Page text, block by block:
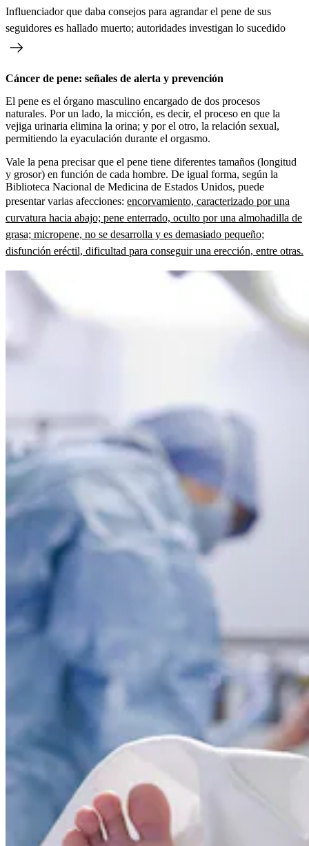
Influenciador que daba consejos para agrandar el pene de sus
seguidores es hallado muerto; autoridades investigan lo sucedido
Cáncer de pene: señales de alerta y prevención
El pene es el órgano masculino encargado de dos procesos
naturales. Por un lado, la micción, es decir, el proceso en que la
vejiga urinaria elimina la orina; y por el otro, la relación sexual,
permitiendo la eyaculación durante el orgasmo.
Vale la pena precisar que el pene tiene diferentes tamaños (longitud
y grosor) en función de cada hombre. De igual forma, según la
Biblioteca Nacional de Medicina de Estados Unidos, puede
presentar varias afecciones: encorvamiento, caracterizado por una
curvatura hacia abajo; pene enterrado, oculto por una almohadilla de
grasa; micropene, no se desarrolla y es demasiado pequeño;
disfunción eréctil, dificultad para conseguir una erección, entre otras.